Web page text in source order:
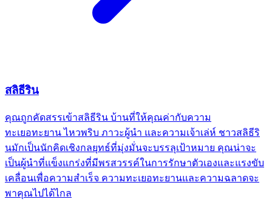
สลิธีริน
คุณถูกคัดสรรเข้าสลิธีริน บ้านที่ให้คุณค่ากับความ
ทะเยอทะยาน ไหวพริบ ภาวะผู้นำ และความเจ้าเล่ห์ ชาวสลิธีริ
นมักเป็นนักคิดเชิงกลยุทธ์ที่มุ่งมั่นจะบรรลุเป้าหมาย คุณน่าจะ
เป็นผู้นำที่แข็งแกร่งที่มีพรสวรรค์ในการรักษาตัวเองและแรงขับ
เคลื่อนเพื่อความสำเร็จ ความทะเยอทะยานและความฉลาดจะ
พาคุณไปได้ไกล